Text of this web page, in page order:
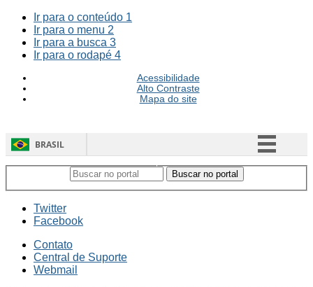
Ir para o conteúdo 1
Ir para o menu 2
Ir para a busca 3
Ir para o rodapé 4
Acessibilidade
Alto Contraste
Mapa do site
BRASIL
Simplifique!
Comunica BR
Buscar no portal
Buscar no portal
Twitter
Facebook
Contato
Central de Suporte
Webmail